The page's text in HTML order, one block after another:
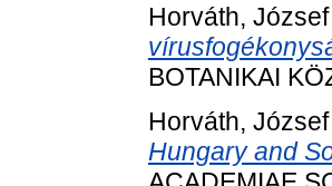
Horváth, József
BOTANIKAI
Horváth, József
Hungary and